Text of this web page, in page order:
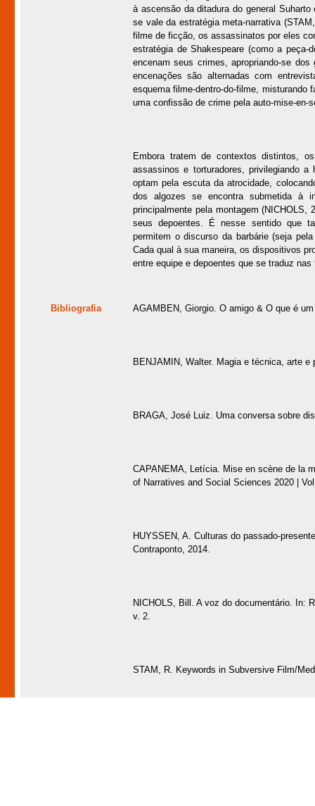
à ascensão da ditadura do general
se vale da estratégia meta-narrativa
filme de ficção, os assassinatos por eles
estratégia de Shakespeare (como a peça-
encenam seus crimes, apropriando-se
encenações são alternadas com
esquema filme-dentro-do-filme,
uma confissão de crime pela auto-mise-en-
Embora tratem de contextos distintos,
assassinos e torturadores, privilegiando
optam pela escuta da atrocidade,
dos algozes se encontra submetida à
principalmente pela montagem
seus depoentes. É nesse sentido que
permitem o discurso da barbárie (seja
Cada qual à sua maneira, os dispositivos
entre equipe e depoentes que se traduz
Bibliografia AGAMBEN, Giorgio. O amigo & O que é
BENJAMIN, Walter. Magia e técnica, arte
BRAGA, José Luiz. Uma conversa sobre
CAPANEMA, Letícia. Mise en scène de la
of Narratives and Social Sciences 2020 |
HUYSSEN, A. Culturas do passado-
Contraponto, 2014.
NICHOLS, Bill. A voz do documentário. In:
v. 2.
STAM, R. Keywords in Subversive Film/